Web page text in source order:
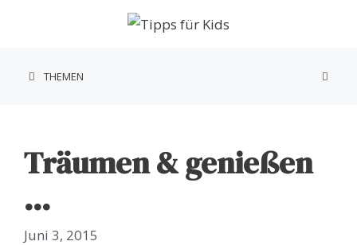
THEMEN
Träumen & genießen
…
Juni 3, 2015